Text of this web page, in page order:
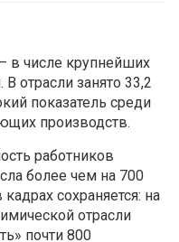
в числе крупнейших
отрасли занято 33,2
показатель среди
производств.
работников
более чем на 700
сохраняется: на
отрасли
почти 800